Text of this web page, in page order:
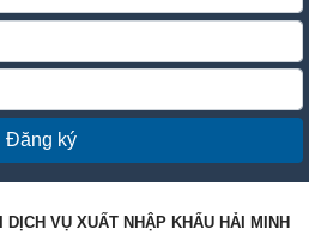
Đăng ký
VỤ XUẤT NHẬP KHẨU HẢI MINH